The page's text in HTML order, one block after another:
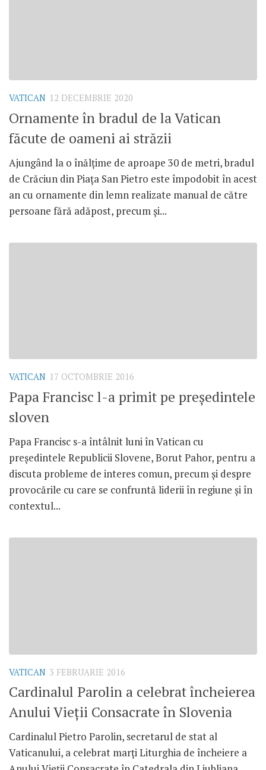
VATICAN 12 DECEMBRIE 2020
Ornamente în bradul de la Vatican
făcute de oameni ai străzii
Ajungând la o înălțime de aproape 30 de metri, bradul
de Crăciun din Piața San Pietro este împodobit în acest
an cu ornamente din lemn realizate manual de către
persoane fără adăpost, precum și...
VATICAN 17 OCTOMBRIE 2016
Papa Francisc l-a primit pe președintele
sloven
Papa Francisc s-a întâlnit luni în Vatican cu
președintele Republicii Slovene, Borut Pahor, pentru a
discuta probleme de interes comun, precum și despre
provocările cu care se confruntă liderii în regiune și în
contextul...
VATICAN 3 FEBRUARIE 2016
Cardinalul Parolin a celebrat încheierea
Anului Vieții Consacrate în Slovenia
Cardinalul Pietro Parolin, secretarul de stat al
Vaticanului, a celebrat marți Liturghia de încheiere a